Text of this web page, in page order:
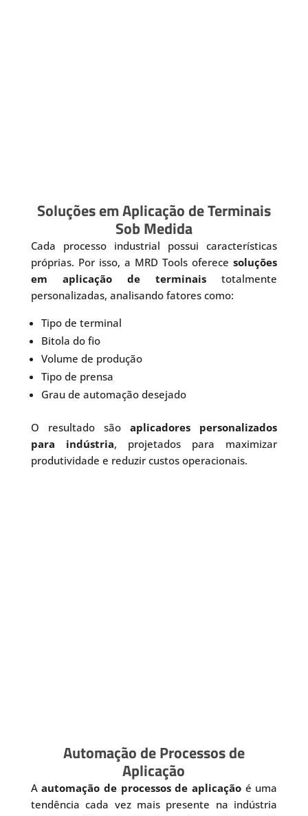
Soluções em Aplicação de Terminais
Sob Medida
Cada processo industrial possui características
próprias. Por isso, a MRD Tools oferecesoluções
em aplicação de terminais totalmente
personalizadas, analisando fatores como:
Tipo de terminal
Bitola do fio
Volume de produção
Tipo de prensa
Grau de automação desejado
O resultado sãoaplicadores personalizados
para indústria, projetados para maximizar
produtividade e reduzir custos operacionais.
Automação de Processos de
Aplicação
Aautomação de processos de aplicaçãoé uma
tendência cada vez mais presente na indústria